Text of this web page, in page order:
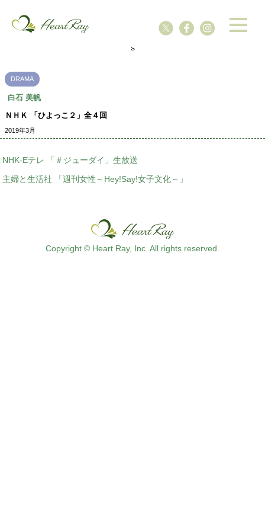
s
DRAMA
白石 美帆
ＮＨＫ 「ひよっこ２」全４回
2019年3月
NHK-Eテレ 「＃ジューダイ」生放送
主婦と生活社 「週刊女性～Hey!Say!女子文化～」
Copyright © Heart Ray, Inc. All rights reserved.